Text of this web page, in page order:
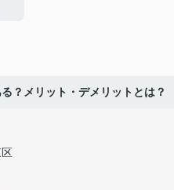
？メリット・デメリットとは？